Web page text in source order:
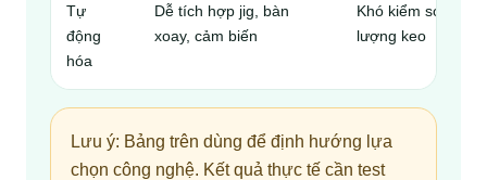
Tự
động
hóa
Dễ tích hợp jig, bàn
xoay, cảm biến
Khó kiểm soát
lượng keo
Lưu ý: Bảng trên dùng để định hướng lựa
chọn công nghệ. Kết quả thực tế cần test